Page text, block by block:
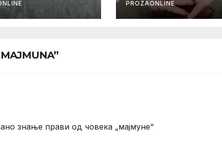
PROZAONLINE
знање прави од човека „мајмуне“